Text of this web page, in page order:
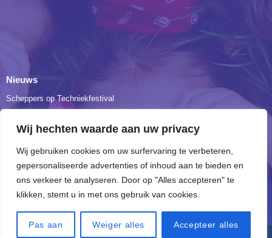
Wij hechten waarde aan uw privacy
Wij gebruiken cookies om uw surfervaring te verbeteren,
gepersonaliseerde advertenties of inhoud aan te bieden en
ons verkeer te analyseren. Door op "Alles accepteren" te
klikken, stemt u in met ons gebruik van cookies.
Pas aan Weiger alles Accepteer alles
Nieuws
Scheppers op Techniekfestival
Dag 3: verplaatsing naar The Ranch
Een vleugje geschiedenis…